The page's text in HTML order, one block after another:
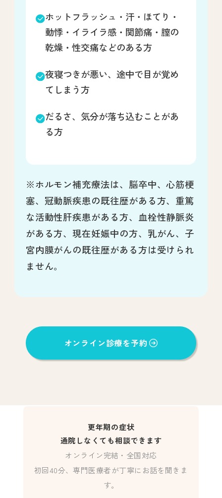
ホットフラッシュ・汗・ほてり・
動悸・イライラ感・関節痛・膣の
乾燥・性交痛などのある方
夜寝つきが悪い、途中で目が覚め
てしまう方
だるさ、気分が落ち込むことがあ
る方
※ホルモン補充療法は、脳卒中、心筋梗
塞、冠動脈疾患の既往歴がある方、重篤
な活動性肝疾患がある方、血栓性静脈炎
がある方、現在妊娠中の方、乳がん、子
宮内膜がんの既往歴がある方は受けられ
ません。
オンライン診療を予約
更年期の症状
通院しなくても相談できます
オンライン完結・全国対応
初回40分、専門医療者が丁寧にお話を聞きま
す。